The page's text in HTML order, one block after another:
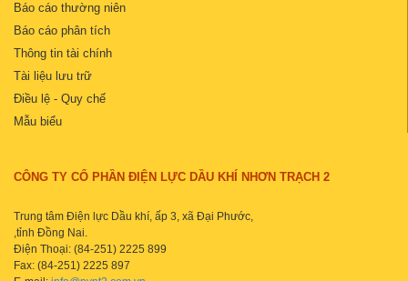
Báo cáo thường niên
Báo cáo phân tích
Thông tin tài chính
Tài liệu lưu trữ
Điều lệ - Quy chế
Mẫu biểu
CÔNG TY CỔ PHẦN ĐIỆN LỰC DẦU KHÍ NHƠN TRẠCH 2
Trung tâm Điện lực Dầu khí, ấp 3, xã Đại Phước,
,tỉnh Đồng Nai.
Điện Thoại: (84-251) 2225 899
Fax: (84-251) 2225 897